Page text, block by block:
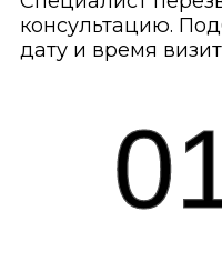
консультацию.
дату и время